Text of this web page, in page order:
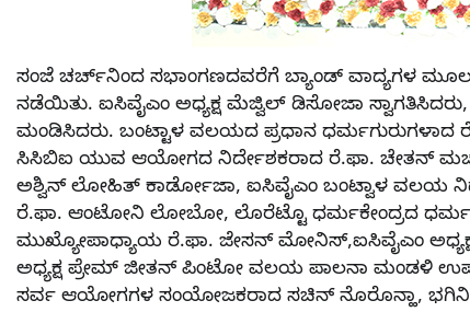
ಸಂಜೆ ಚರ್ಚ್‌ನಿಂದ ಸಭಾಂಗಣದವರೆಗೆ ಬ್ಯಾಂಡ್ ವಾದ್ಯಗಳ
ನಡೆಯಿತು. ಐಸಿವೈಎಂ ಅಧ್ಯಕ್ಷ ಮೆಜ್ವಿಲ್ ಡಿಸೋಜಾ
ಮಂಡಿಸಿದರು. ಬಂಟ್ಟಾಳ ವಲಯದ ಪ್ರಧಾನ
ಸಿಸಿಬಿಐ ಯುವ ಆಯೋಗದ ನಿರ್ದೇಶಕರಾದ ರೆ.ಫಾ. ಚೇತನ್
ಅಶ್ವಿನ್ ಲೋಹಿತ್ ಕಾರ್ಡೋಜಾ, ಐಸಿವೈಎಂ ಬಂಟ್ವಾಳ ವಲಯ
ರೆ.ಫಾ. ಆಂಟೋನಿ ಲೋಬೋ, ಲೊರೆಟ್ಟೊ ಧರ್ಮಕೇಂದ್ರದ
ಮುಖ್ಯೋಪಾಧ್ಯಾಯ ರೆ.ಫಾ. ಜೇಸನ್ ಮೋನಿಸ್,ಐಸಿವೈಎಂ
ಅಧ್ಯಕ್ಷ ಪ್ರೇಮ್ ಜೀತನ್ ಪಿಂಟೋ ವಲಯ ಪಾಲನಾ ಮಂಡಳಿ
ಸರ್ವ ಆಯೋಗಗಳ ಸಂಯೋಜಕರಾದ ಸಚಿನ್ ನೊರೊನ್ಹಾ,